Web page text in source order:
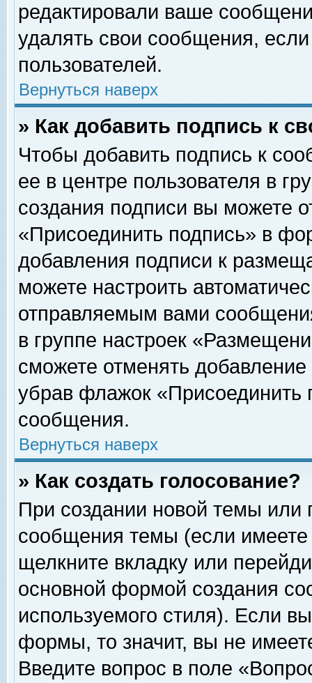
редактировали ваше
удалять свои сообщения,
пользователей.
Вернуться наверх
» Как добавить подпись к
Чтобы добавить подпись к
ее в центре пользователя в
создания подписи вы можете
«Присоединить подпись» в
добавления подписи к
можете настроить
отправляемым вами
в группе настроек
сможете отменять
убрав флажок «Присоединить
сообщения.
Вернуться наверх
» Как создать голосование?
При создании новой темы или
сообщения темы (если
щелкните вкладку или
основной формой создания
используемого стиля). Если
формы, то значит, вы не
Введите вопрос в поле